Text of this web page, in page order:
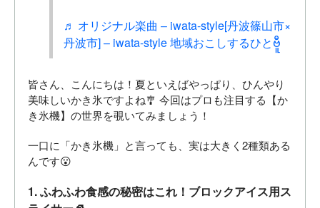
♬ オリジナル楽曲 – iwata-style[丹波篠山市×
丹波市] – iwata-style 地域おこしするひとဗီူ
皆さん、こんにちは！夏といえばやっぱり、ひんやり
美味しいかき氷ですよね🎐 今回はプロも注目する【か
き氷機】の世界を覗いてみましょう！
一口に「かき氷機」と言っても、実は大きく2種類ある
んです😮
1. ふわふわ食感の秘密はこれ！ブロックアイス用ス